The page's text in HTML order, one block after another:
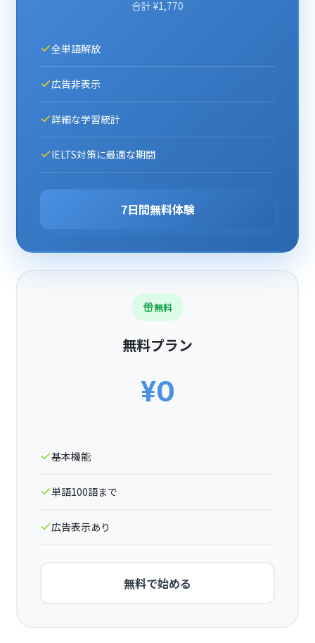
無料
無料プラン
¥0
基本機能
単語100語まで
広告表示あり
無料で始める
合計 ¥1,770
全単語解放
広告非表示
詳細な学習統計
IELTS対策に最適な期間
7日間無料体験